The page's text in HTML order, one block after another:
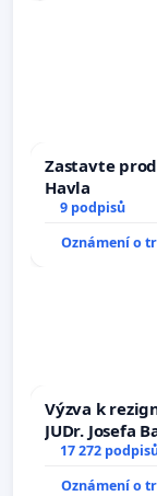
Zastavte
Havla
9 podpisů
Oznámení o
Výzva k
JUDr. Josefa
ve
17 272
Oznámení o